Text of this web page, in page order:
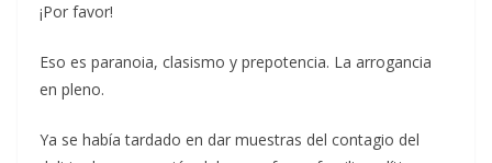
¡Por favor!
Eso es paranoia, clasismo y prepotencia. La arrogancia
en pleno.
Ya se había tardado en dar muestras del contagio del